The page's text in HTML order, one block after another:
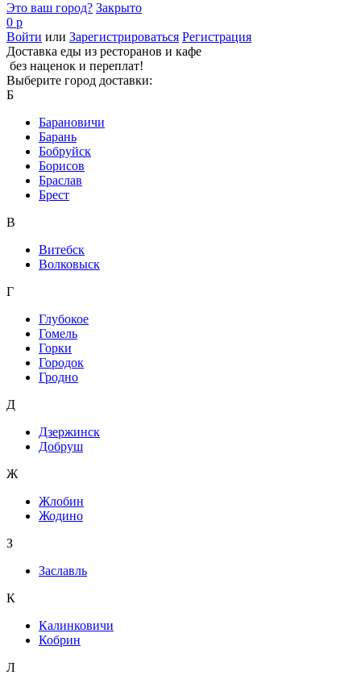
Это ваш город? Закрыто
0 р
Войти или Зарегистрироваться Регистрация
Доставка еды из ресторанов и кафе
без наценок и переплат!
Выберите город доставки:
Б
Барановичи
Барань
Бобруйск
Борисов
Браслав
Брест
В
Витебск
Волковыск
Г
Глубокое
Гомель
Горки
Городок
Гродно
Д
Дзержинск
Добруш
Ж
Жлобин
Жодино
З
Заславль
К
Калинковичи
Кобрин
Л